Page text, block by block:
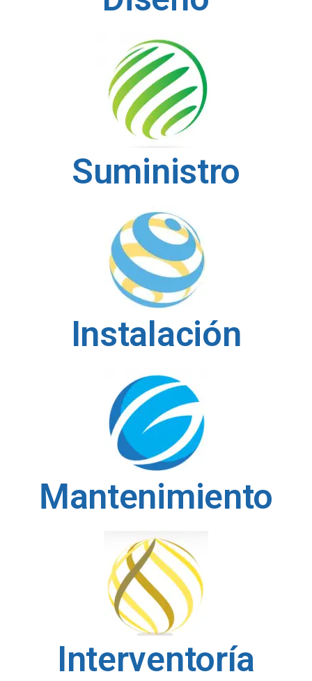
Suministro
Instalación
Mantenimiento
Interventoría